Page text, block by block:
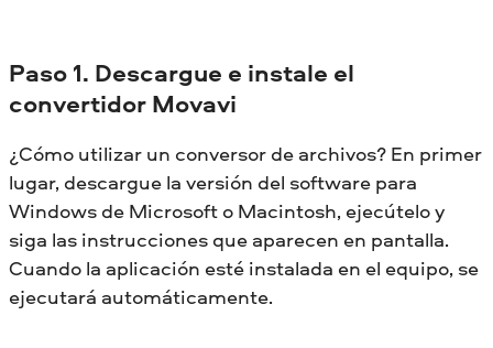
Paso 1. Descargue e instale el
convertidor Movavi
¿Cómo utilizar un conversor de archivos? En primer
lugar, descargue la versión del software para
Windows de Microsoft o Macintosh, ejecútelo y
siga las instrucciones que aparecen en pantalla.
Cuando la aplicación esté instalada en el equipo, se
ejecutará automáticamente.